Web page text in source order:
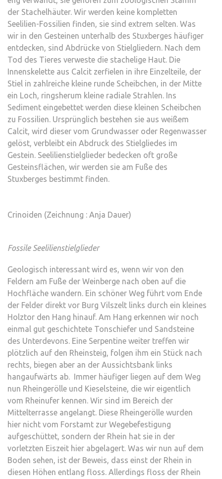
der Stachelhäuter. Wir werden keine kompletten
Seelilien-Fossilien finden, sie sind extrem selten. Was
wir in den Gesteinen unterhalb des Stuxberges häufiger
entdecken, sind Abdrücke von Stielgliedern. Nach dem
Tod des Tieres verweste die stachelige Haut. Die
Innenskelette aus Calcit zerfielen in ihre Einzelteile, der
Stiel in zahlreiche kleine runde Scheibchen, in der Mitte
ein Loch, ringsherum kleine radiale Strahlen. Ins
Sediment eingebettet werden diese kleinen Scheibchen
zu Fossilien. Ursprünglich bestehen sie aus weißem
Calcit, wird dieser vom Grundwasser oder Regenwasser
gelöst, verbleibt ein Abdruck des Stielgliedes im
Gestein. Seelilienstielglieder bedecken oft große
Gesteinsflächen, wir werden sie am Fuße des
Stuxberges bestimmt finden.
Crinoiden (Zeichnung : Anja Dauer)
Fossile Seelilienstielglieder
Geologisch interessant wird es, wenn wir von den
Feldern am Fuße der Weinberge nach oben auf die
Hochfläche wandern. Ein schöner Weg führt vom Ende
der Felder direkt vor Burg Vilszelt links durch ein kleines
Holztor den Hang hinauf. Am Hang erkennen wir noch
einmal gut geschichtete Tonschiefer und Sandsteine
des Unterdevons. Eine Serpentine weiter treffen wir
plötzlich auf den Rheinsteig, folgen ihm ein Stück nach
rechts, biegen aber an der Aussichtsbank links
hangaufwärts ab. Immer häufiger liegen auf dem Weg
nun Rheingerölle und Kieselsteine, die wir eigentlich
vom Rheinufer kennen. Wir sind im Bereich der
Mittelterrasse angelangt. Diese Rheingerölle wurden
hier nicht vom Forstamt zur Wegebefestigung
aufgeschüttet, sondern der Rhein hat sie in der
vorletzten Eiszeit hier abgelagert. Was wir nun auf dem
Boden sehen, ist der Beweis, dass einst der Rhein in
diesen Höhen entlang floss. Allerdings floss der Rhein